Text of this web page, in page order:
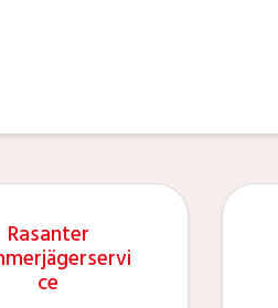
Rasanter
ce